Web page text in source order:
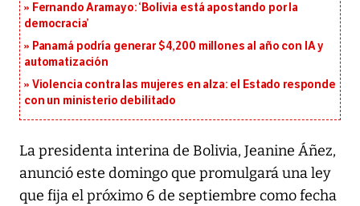
Fernando Aramayo: ‘Bolivia está apostando por la
democracia’
Panamá podría generar $4,200 millones al año con IA y
automatización
Violencia contra las mujeres en alza: el Estado responde
con un ministerio debilitado
La presidenta interina de Bolivia, Jeanine Áñez,
anunció este domingo que promulgará una ley
que fija el próximo 6 de septiembre como fecha